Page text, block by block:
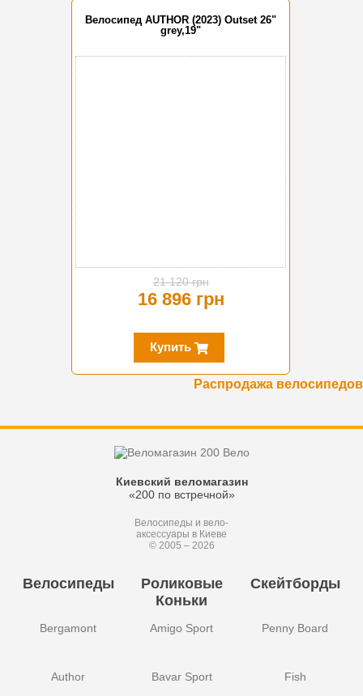
Велосипед AUTHOR (2023) Outset 26"
grey,19"
21 120 грн
16 896 грн
Купить
Распродажа велосипедов
Киевский веломагазин
«200 по встречной»
Велосипеды и вело-
аксессуары в Киеве
© 2005 – 2026
Велосипеды
Bergamont
Author
Роликовые
Коньки
Amigo Sport
Bavar Sport
Скейтборды
Penny Board
Fish